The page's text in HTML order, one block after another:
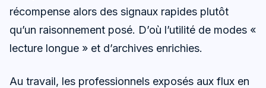
récompense alors des signaux rapides plutôt
qu’un raisonnement posé. D’où l’utilité de modes «
lecture longue » et d’archives enrichies.
Au travail, les professionnels exposés aux flux en